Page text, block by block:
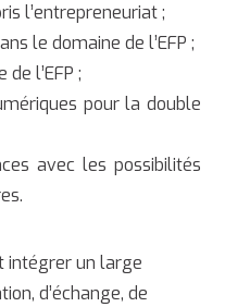
l’entrepreneuriat ;
le domaine de l’EFP ;
l’EFP ;
pour la double
avec les possibilités
intégrer un large
d’échange, de